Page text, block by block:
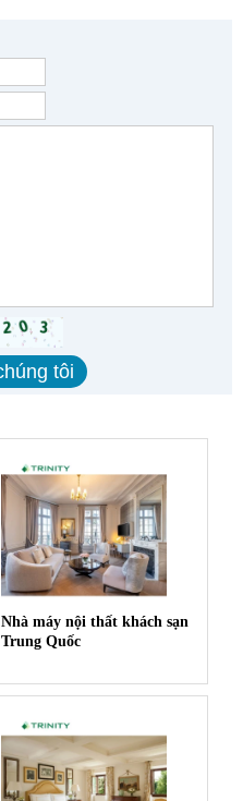
Nhà máy nội thất khách sạn
Trung Quốc